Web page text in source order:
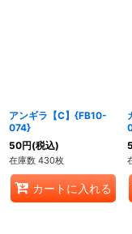
アンギラ【C】{FB10-
074}
50円(税込)
在庫数 430枚
カートに入れる